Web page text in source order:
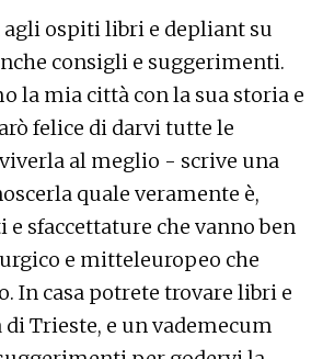
agli ospiti libri e depliant su
consigli e suggerimenti.
la mia città con la sua storia e
felice di darvi tutte le
al meglio - scrive una
quale veramente è,
e sfaccettature che vanno ben
e mitteleuropeo che
In casa potrete trovare libri e
Trieste, e un vademecum